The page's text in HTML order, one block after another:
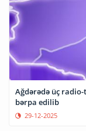
Ağdərədə üç radio-
bərpa edilib
29-12-2025